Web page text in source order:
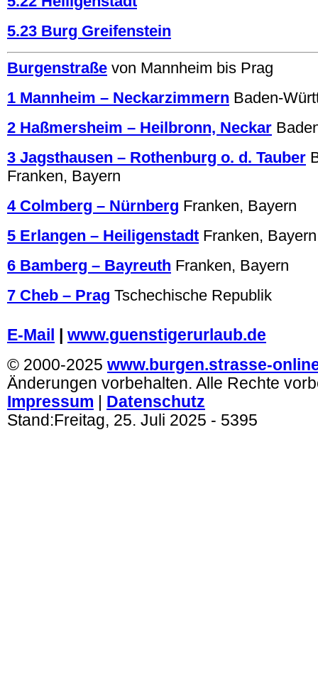
5.23 Burg Greifenstein
Burgenstraße von Mannheim bis Prag
1 Mannheim – Neckarzimmern Baden-
2 Haßmersheim – Heilbronn, Neckar
3 Jagsthausen – Rothenburg o. d. Tauber
Franken, Bayern
4 Colmberg – Nürnberg Franken, Bayern
5 Erlangen – Heiligenstadt Franken, Bayern
6 Bamberg – Bayreuth Franken, Bayern
7 Cheb – Prag Tschechische Republik
E-Mail
www.guenstigerurlaub.de
© 2000-2025 www.burgen.strasse-
Änderungen vorbehalten. Alle Rechte
Impressum
Datenschutz
Stand:Freitag, 25. Juli 2025 - 5395